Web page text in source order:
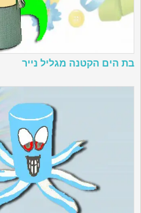
בת הים הקטנה מגליל נייר